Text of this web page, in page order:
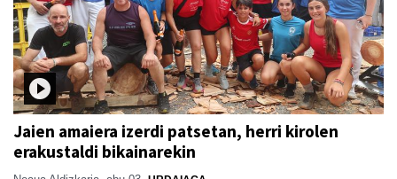
Jaien amaiera izerdi patsetan, herri kirolen
erakustaldi bikainarekin